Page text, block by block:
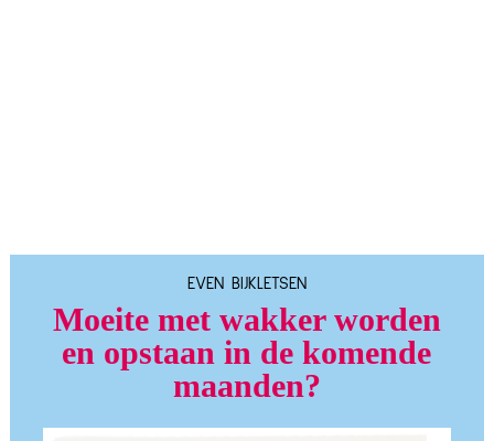
EVEN BIJKLETSEN
Moeite met wakker worden
en opstaan in de komende
maanden?